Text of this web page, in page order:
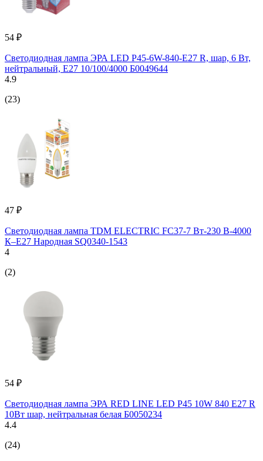
54 ₽
Светодиодная лампа ЭРА LED P45-6W-840-E27 R, шар, 6 Вт,
нейтральный, E27 10/100/4000 Б0049644
4.9
(23)
47 ₽
Светодиодная лампа TDM ELECTRIC FС37-7 Вт-230 В-4000
К–E27 Народная SQ0340-1543
4
(2)
54 ₽
Светодиодная лампа ЭРА RED LINE LED P45 10W 840 E27 R
10Вт шар, нейтральная белая Б0050234
4.4
(24)